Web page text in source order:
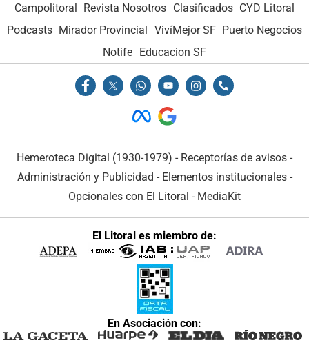
Campolitoral Revista Nosotros Clasificados CYD Litoral
Podcasts Mirador Provincial VivíMejor SF Puerto Negocios
Notife Educacion SF
Hemeroteca Digital (1930-1979) - Receptorías de avisos -
Administración y Publicidad - Elementos institucionales-
Opcionales con El Litoral - MediaKit
El Litoral es miembro de:
En Asociación con: